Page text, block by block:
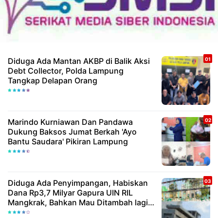
Diduga Ada Mantan AKBP di Balik Aksi
Debt Collector, Polda Lampung
Tangkap Delapan Orang
Marindo Kurniawan Dan Pandawa
Dukung Baksos Jumat Berkah 'Ayo
Bantu Saudara' Pikiran Lampung
Diduga Ada Penyimpangan, Habiskan
Dana Rp3,7 Milyar Gapura UIN RIL
Mangkrak, Bahkan Mau Ditambah lagi 7
Milyar